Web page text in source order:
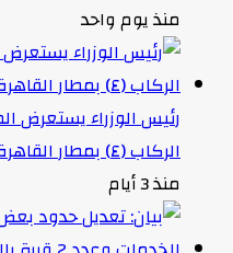
منذ يوم واحد
رئيس الوزراء يستعرض
الركاب (٤) بمطار القاهرة الدولي
منذ 3 أيام